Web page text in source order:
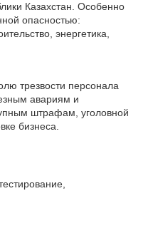
Казахстан. Особенно
опасностью:
энергетика,
трезвости персонала
авариям и
штрафам, уголовной
бизнеса.